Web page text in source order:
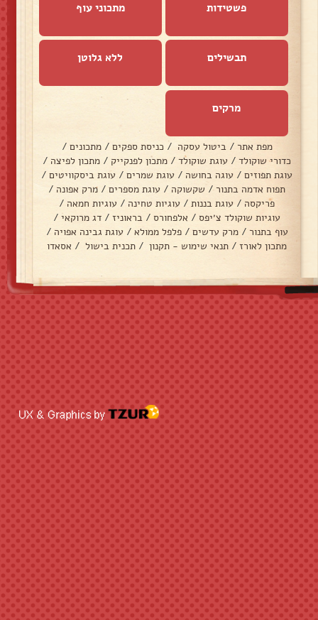
פשטידות מתכוני עוף
תבשילים ללא גלוטן
מרקים
מפת אתר / ביטול עסקה / כניסת ספקים / מתכונים /
כדורי שוקולד / עוגת שוקולד / מתכון לפנקייק / מתכון לפיצה /
עוגת תפוזים / עוגה בחושה / עוגת שמרים / עוגת ביסקוויטים /
תפוח אדמה בתנור / שקשוקה / עוגת מספרים / מרק אפונה /
פריקסה / עוגת בננות / עוגיות טחינה / עוגיות חמאה /
עוגיות שוקולד צ׳יפס / אלפחורס / בראוניז / דג מרוקאי /
עוף בתנור / מרק עדשים / פלפל ממולא / עוגת גבינה אפויה /
מתכון לאורז / תנאי שימוש - תקנון / תכנית בישול / אסאדו